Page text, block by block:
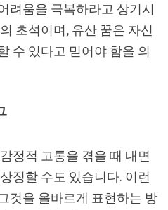
려움을 극복하라고 상기시
초석이며, 유산 꿈은 자신
수 있다고 믿어야 함을 의
정적 고통을 겪을 때 내면
징할 수도 있습니다. 이런
것을 올바르게 표현하는 방